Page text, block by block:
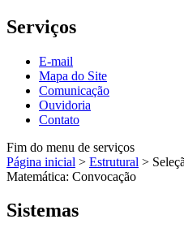
Serviços
E-mail
Mapa do Site
Comunicação
Ouvidoria
Contato
Fim do menu de serviços
Página inicial > Estrutural >
Matemática: Convocação
Sistemas